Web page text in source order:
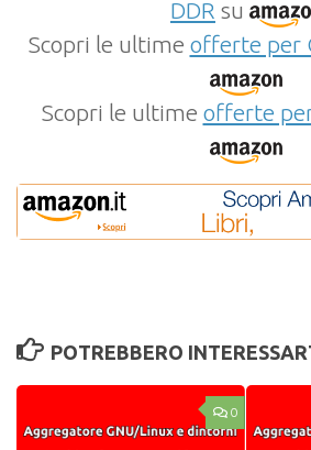
DDR su
Scopri le ultime offerte per
Scopri le ultime offerte
POTREBBERO
0